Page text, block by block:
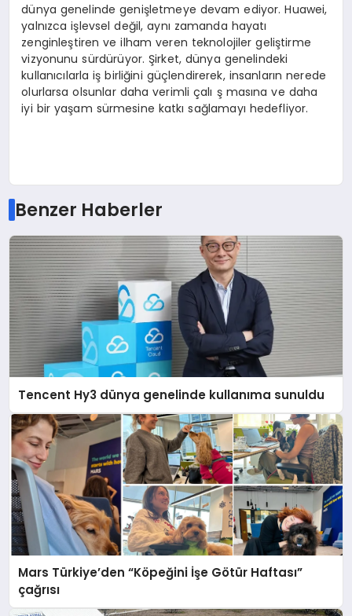
dünya genelinde genişletmeye devam ediyor. Huawei,
yalnızca işlevsel değil, aynı zamanda hayatı
zenginleştiren ve ilham veren teknolojiler geliştirme
vizyonunu sürdürüyor. Şirket, dünya genelindeki
kullanıcılarla iş birliğini güçlendirerek, insanların nerede
olurlarsa olsunlar daha verimli çalı ş masına ve daha
iyi bir yaşam sürmesine katkı sağlamayı hedefliyor.
Benzer Haberler
Tencent Hy3 dünya genelinde kullanıma sunuldu
Mars Türkiye’den “Köpeğini İşe Götür Haftası”
çağrısı